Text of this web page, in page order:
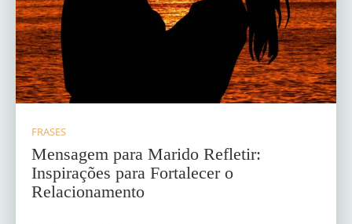
FRASES
Mensagem para Marido Refletir:
Inspirações para Fortalecer o
Relacionamento